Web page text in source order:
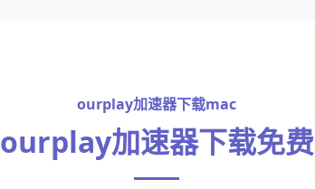
ourplay加速器下载mac
ourplay加速器下载免费